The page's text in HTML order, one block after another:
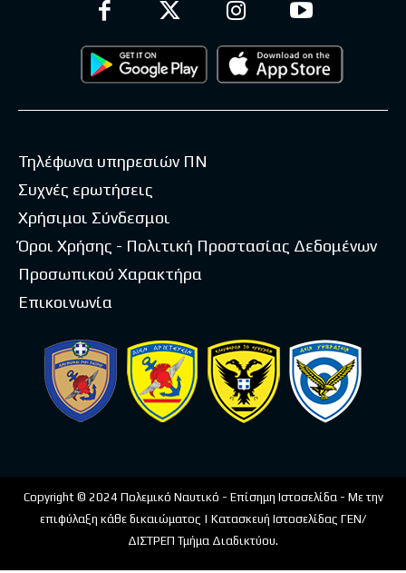
Τηλέφωνα υπηρεσιών ΠΝ
Συχνές ερωτήσεις
Χρήσιμοι Σύνδεσμοι
Όροι Χρήσης - Πολιτική Προστασίας Δεδομένων
Προσωπικού Χαρακτήρα
Επικοινωνία
Copyright © 2024 Πολεμικό Ναυτικό - Επίσημη Ιστοσελίδα - Με την
επιφύλαξη κάθε δικαιώματος | Κατασκευή Ιστοσελίδας ΓΕΝ/
ΔΙΣΤΡΕΠ Τμήμα Διαδικτύου.